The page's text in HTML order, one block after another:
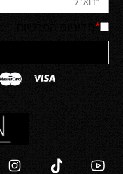
*